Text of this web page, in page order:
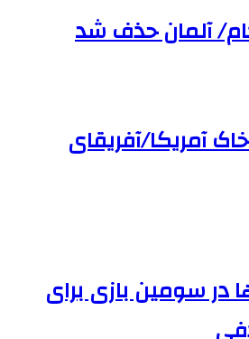
آلمان حذف شد
آمریکا/آفریقای
در سومین بازی برای